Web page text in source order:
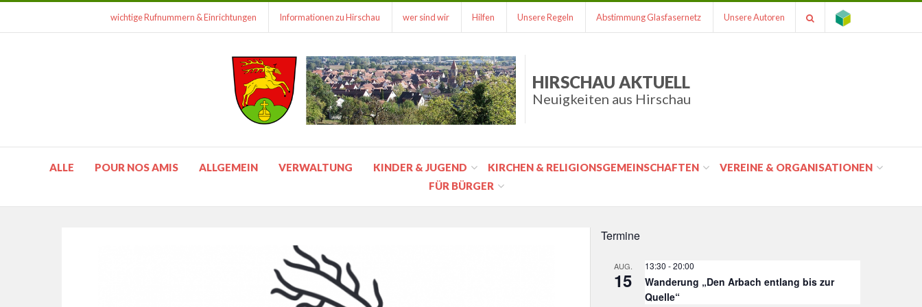
wichtige Rufnummern & Einrichtungen Informationen zu Hirschau wer sind wir Hilfen Unsere Regeln Abstimmung Glasfasernetz Unsere Autoren
HIRSCHAU AKTUELL
Neuigkeiten aus Hirschau
ALLE POUR NOS AMIS ALLGEMEIN VERWALTUNG KINDER & JUGEND KIRCHEN & RELIGIONSGEMEINSCHAFTEN
VEREINE & ORGANISATIONEN
FÜR BÜRGER
Termine
AUG.
15
13:30 -20:00
Wanderung „Den Arbach entlang bis zur
Quelle“